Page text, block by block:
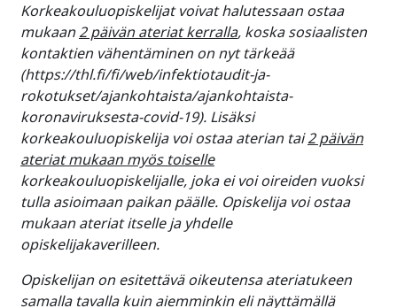
Korkeakouluopiskelijat voivat halutessaan ostaa
mukaan2 päivän ateriat kerralla, koska sosiaalisten
kontaktien vähentäminen on nyt tärkeää
(https://thl.fi/fi/web/infektiotaudit-ja-
rokotukset/ajankohtaista/ajankohtaista-
koronaviruksesta-covid-19). Lisäksi
korkeakouluopiskelija voi ostaa aterian tai2 päivän
ateriat mukaan myös toiselle
korkeakouluopiskelijalle, joka ei voi oireiden vuoksi
tulla asioimaan paikan päälle. Opiskelija voi ostaa
mukaan ateriat itselle ja yhdelle
opiskelijakaverilleen.
Opiskelijan on esitettävä oikeutensa ateriatukeen
samalla tavalla kuin aiemminkin eli näyttämällä